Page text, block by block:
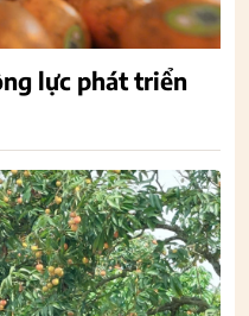
lực phát triển